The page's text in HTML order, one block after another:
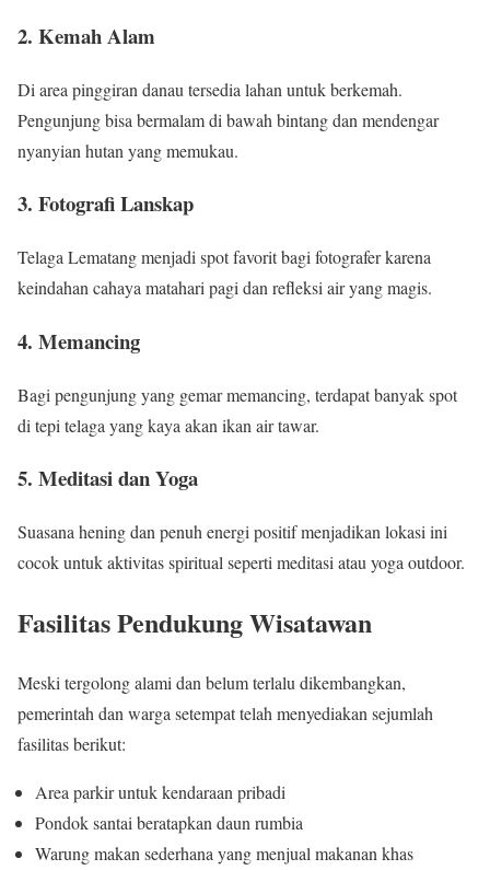
2. Kemah Alam
Di area pinggiran danau tersedia lahan untuk berkemah.
Pengunjung bisa bermalam di bawah bintang dan mendengar
nyanyian hutan yang memukau.
3. Fotografi Lanskap
Telaga Lematang menjadi spot favorit bagi fotografer karena
keindahan cahaya matahari pagi dan refleksi air yang magis.
4. Memancing
Bagi pengunjung yang gemar memancing, terdapat banyak spot
di tepi telaga yang kaya akan ikan air tawar.
5. Meditasi dan Yoga
Suasana hening dan penuh energi positif menjadikan lokasi ini
cocok untuk aktivitas spiritual seperti meditasi atau yoga outdoor.
Fasilitas Pendukung Wisatawan
Meski tergolong alami dan belum terlalu dikembangkan,
pemerintah dan warga setempat telah menyediakan sejumlah
fasilitas berikut:
Area parkir untuk kendaraan pribadi
Pondok santai beratapkan daun rumbia
Warung makan sederhana yang menjual makanan khas